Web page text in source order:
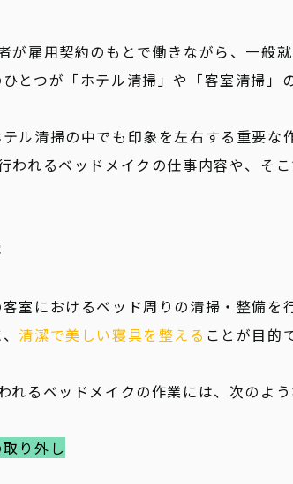
が雇用契約のもとで働きながら、一般
とつが「ホテル清掃」や「客室清掃」
ル清掃の中でも印象を左右する重要な
われるベッドメイクの仕事内容や、そ
室におけるベッド周りの清掃・整備を
清潔で美しい寝具を整える ことが目的
れるベッドメイクの作業には、次のよう
り外し